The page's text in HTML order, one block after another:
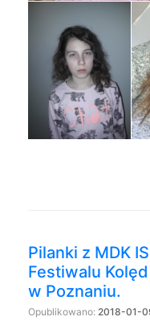
Pilanki z MDK
Festiwalu
w Poznaniu.
Opublikowano: 2018-01-